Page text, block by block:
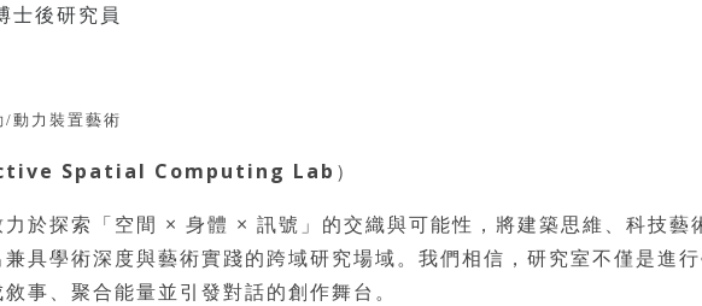
士後研究員
動力裝置藝術
Spatial Computing Lab ）
於探索「空間 × 身體 × 訊號」的交織與可能性，將建築思維、科技藝
具學術深度與藝術實踐的跨域研究場域。我們相信，研究室不僅是進
事、聚合能量並引發對話的創作舞台。